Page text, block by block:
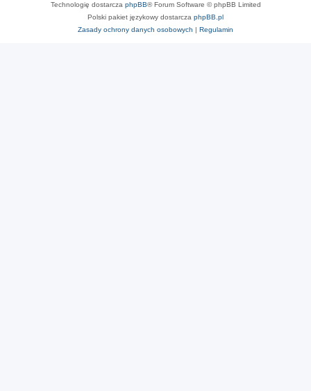
Technologię dostarcza phpBB® Forum Software © phpBB Limited
Polski pakiet językowy dostarcza phpBB.pl
Zasady ochrony danych osobowych
Regulamin